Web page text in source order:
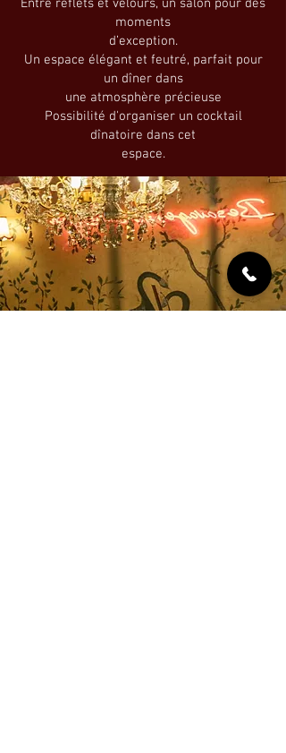
Entre reflets et velours, un salon pour des
moments
d’exception.
Un espace élégant et feutré, parfait pour
un dîner dans
une atmosphère précieuse
Possibilité d'organiser un cocktail
dînatoire dans cet
espace.